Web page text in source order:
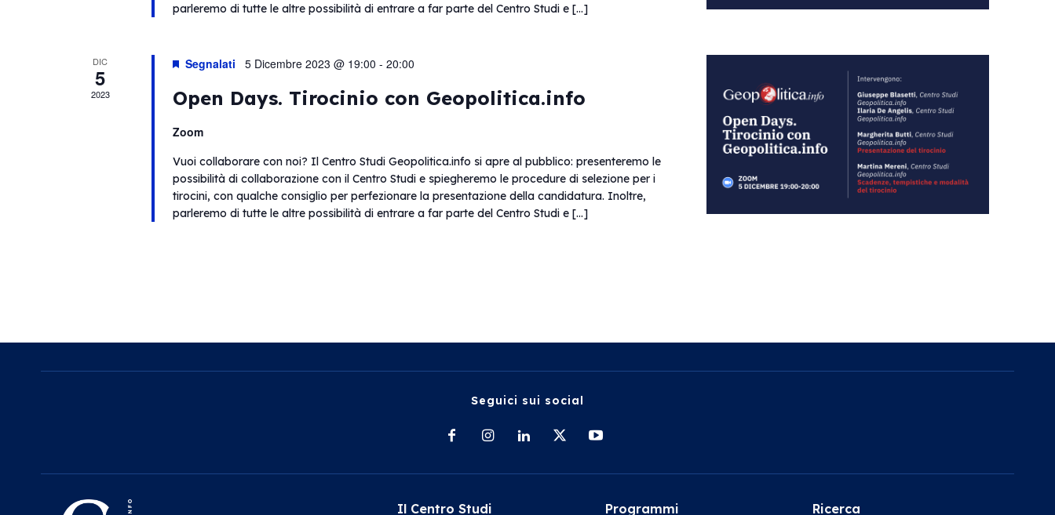
parleremo di tutte le altre possibilità di entrare a far parte del Centro Studi e […]
DIC
5
2023
Segnalati 5 Dicembre 2023 @ 19:00 - 20:00
Open Days. Tirocinio con Geopolitica.info
Zoom
Vuoi collaborare con noi? Il Centro Studi Geopolitica.info si apre al pubblico: presenteremo le
possibilità di collaborazione con il Centro Studi e spiegheremo le procedure di selezione per i
tirocini, con qualche consiglio per perfezionare la presentazione della candidatura. Inoltre,
parleremo di tutte le altre possibilità di entrare a far parte del Centro Studi e […]
Seguici sui social
Il Centro Studi Programmi Ricerca